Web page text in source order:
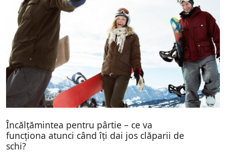
Încălțămintea pentru pârtie – ce va
funcționa atunci când îți dai jos clăparii de
schi?